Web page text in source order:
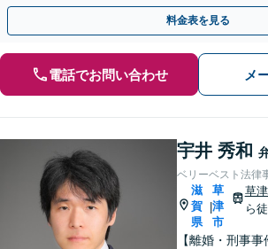
の解決を目指します【堅田駅4分】【無料駐車場
料金表を見る
電話でお問い合わせ メ
宇井 秀和
ベリーベスト法律
滋
賀
県
|
草
津
市
草
ら
【離婚・刑事